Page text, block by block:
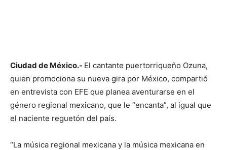
Ciudad de México.- El cantante puertorriqueño Ozuna,
quien promociona su nueva gira por México, compartió
en entrevista con EFE que planea aventurarse en el
género regional mexicano, que le “encanta”, al igual que
el naciente reguetón del país.
“La música regional mexicana y la música mexicana en